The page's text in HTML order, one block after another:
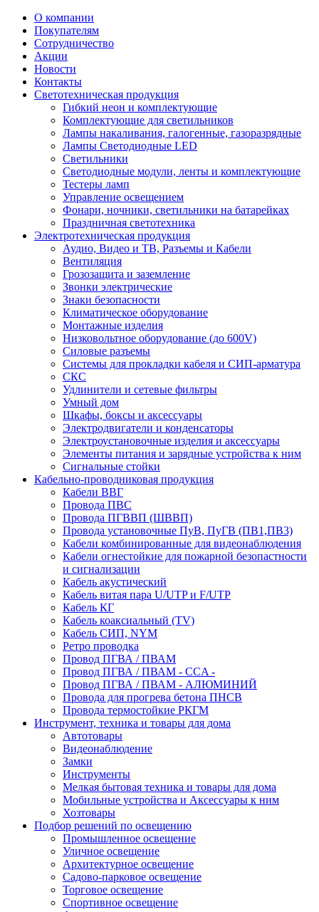
О компании
Покупателям
Сотрудничество
Акции
Новости
Контакты
Светотехническая продукция
Гибкий неон и комплектующие
Комплектующие для светильников
Лампы накаливания, галогенные, газоразрядные
Лампы Светодиодные LED
Светильники
Светодиодные модули, ленты и комплектующие
Тестеры ламп
Управление освещением
Фонари, ночники, светильники на батарейках
Праздничная светотехника
Электротехническая продукция
Аудио, Видео и ТВ, Разъемы и Кабели
Вентиляция
Грозозащита и заземление
Звонки электрические
Знаки безопасности
Климатическое оборудование
Монтажные изделия
Низковольтное оборудование (до 600V)
Силовые разъемы
Системы для прокладки кабеля и СИП-арматура
СКС
Удлинители и сетевые фильтры
Умный дом
Шкафы, боксы и аксессуары
Электродвигатели и конденсаторы
Электроустановочные изделия и аксессуары
Элементы питания и зарядные устройства к ним
Сигнальные стойки
Кабельно-проводниковая продукция
Кабели ВВГ
Провода ПВС
Провода ПГВВП (ШВВП)
Провода установочные ПуВ, ПуГВ (ПВ1,ПВ3)
Кабели комбинированные для видеонаблюдения
Кабели огнестойкие для пожарной безопастности
и сигнализации
Кабель акустический
Кабель витая пара U/UTP и F/UTP
Кабель КГ
Кабель коаксиальный (TV)
Кабель СИП, NYM
Ретро проводка
Провод ПГВА / ПВАМ
Провод ПГВА / ПВАМ - CCA -
Провод ПГВА / ПВАМ - АЛЮМИНИЙ
Провода для прогрева бетона ПНСВ
Провода термостойкие РКГМ
Инструмент, техника и товары для дома
Автотовары
Видеонаблюдение
Замки
Инструменты
Мелкая бытовая техника и товары для дома
Мобильные устройства и Аксессуары к ним
Хозтовары
Подбор решений по освещению
Промышленное освещение
Уличное освещение
Архитектурное освещение
Садово-парковое освещение
Торговое освещение
Спортивное освещение